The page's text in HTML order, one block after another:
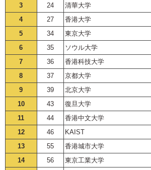
3
24 清華大学
4
27 香港大学
5
34 東京大学
6
35 ソウル大学
7
36 香港科技大学
8
37 京都大学
9
39 北京大学
10
43 復旦大学
11
44 香港中文大学
12
46 KAIST
13
55 香港城市大学
14
56 東京工業大学